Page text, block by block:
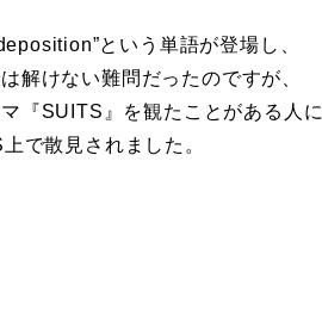
という単語が登場し、
解けない難問だったのですが、
『SUITS』を観たことがある人に
で散見されました。